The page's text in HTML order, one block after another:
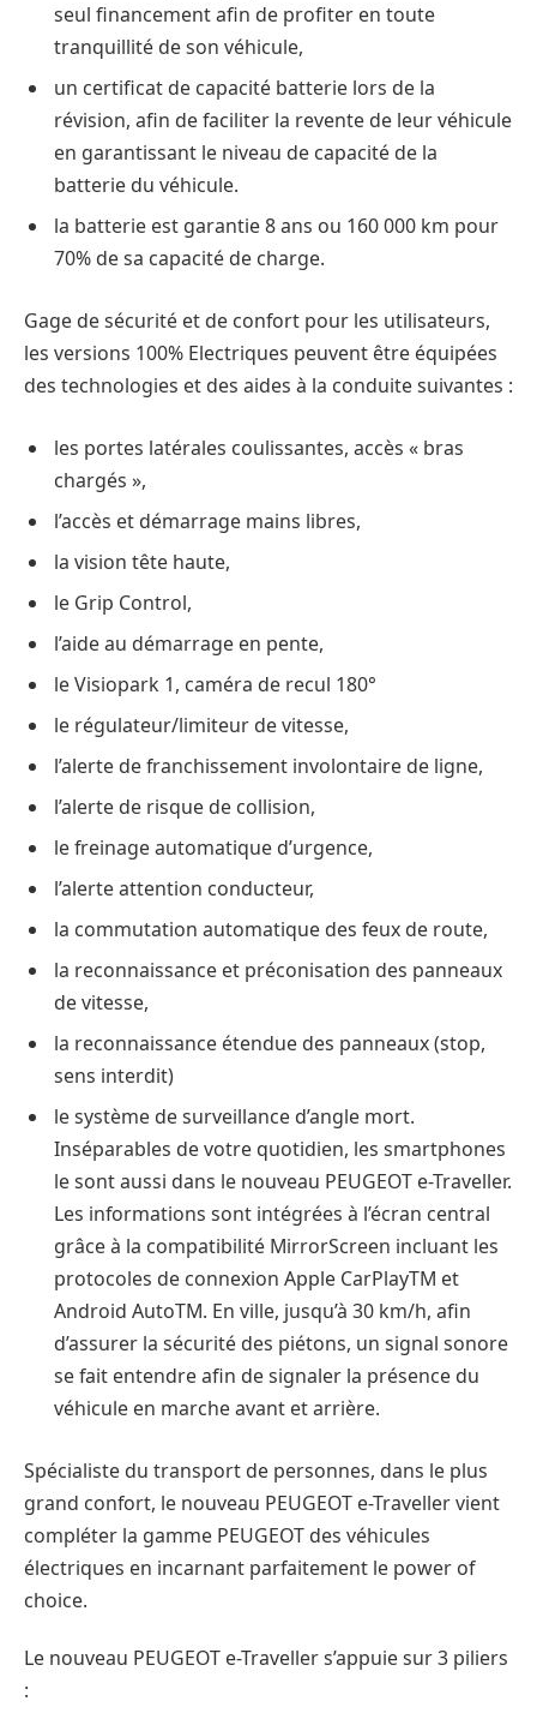
seul financement afin de profiter en toute
tranquillité de son véhicule,
un certificat de capacité batterie lors de la
révision, afin de faciliter la revente de leur véhicule
en garantissant le niveau de capacité de la
batterie du véhicule.
la batterie est garantie 8 ans ou 160 000 km pour
70% de sa capacité de charge.
Gage de sécurité et de confort pour les utilisateurs,
les versions 100% Electriques peuvent être équipées
des technologies et des aides à la conduite suivantes :
les portes latérales coulissantes, accès « bras
chargés »,
l’accès et démarrage mains libres,
la vision tête haute,
le Grip Control,
l’aide au démarrage en pente,
le Visiopark 1, caméra de recul 180°
le régulateur/limiteur de vitesse,
l’alerte de franchissement involontaire de ligne,
l’alerte de risque de collision,
le freinage automatique d’urgence,
l’alerte attention conducteur,
la commutation automatique des feux de route,
la reconnaissance et préconisation des panneaux
de vitesse,
la reconnaissance étendue des panneaux (stop,
sens interdit)
le système de surveillance d’angle mort.
Inséparables de votre quotidien, les smartphones
le sont aussi dans le nouveau PEUGEOT e-Traveller.
Les informations sont intégrées à l’écran central
grâce à la compatibilité MirrorScreen incluant les
protocoles de connexion Apple CarPlayTM et
Android AutoTM. En ville, jusqu’à 30 km/h, afin
d’assurer la sécurité des piétons, un signal sonore
se fait entendre afin de signaler la présence du
véhicule en marche avant et arrière.
Spécialiste du transport de personnes, dans le plus
grand confort, le nouveau PEUGEOT e-Traveller vient
compléter la gamme PEUGEOT des véhicules
électriques en incarnant parfaitement le power of
choice.
Le nouveau PEUGEOT e-Traveller s’appuie sur 3 piliers
: